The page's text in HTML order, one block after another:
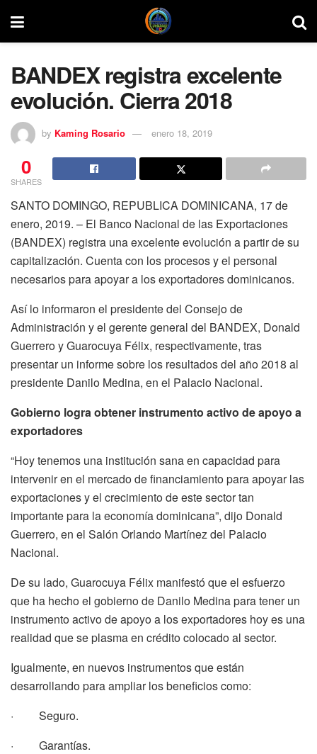
BANDEX registra excelente
evolución. Cierra 2018
by Kaming Rosario enero 18, 2019
0
SHARES
SANTO DOMINGO, REPUBLICA DOMINICANA, 17 de
enero, 2019. – El Banco Nacional de las Exportaciones
(BANDEX) registra una excelente evolución a partir de su
capitalización. Cuenta con los procesos y el personal
necesarios para apoyar a los exportadores dominicanos.
Así lo informaron el presidente del Consejo de
Administración y el gerente general del BANDEX, Donald
Guerrero y Guarocuya Félix, respectivamente, tras
presentar un informe sobre los resultados del año 2018 al
presidente Danilo Medina, en el Palacio Nacional.
Gobierno logra obtener instrumento activo de apoyo a
exportadores
“Hoy tenemos una institución sana en capacidad para
intervenir en el mercado de financiamiento para apoyar las
exportaciones y el crecimiento de este sector tan
importante para la economía dominicana”, dijo Donald
Guerrero, en el Salón Orlando Martínez del Palacio
Nacional.
De su lado, Guarocuya Félix manifestó que el esfuerzo
que ha hecho el gobierno de Danilo Medina para tener un
instrumento activo de apoyo a los exportadores hoy es una
realidad que se plasma en crédito colocado al sector.
Igualmente, en nuevos instrumentos que están
desarrollando para ampliar los beneficios como:
· Seguro.
· Garantías.